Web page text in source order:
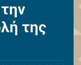
της